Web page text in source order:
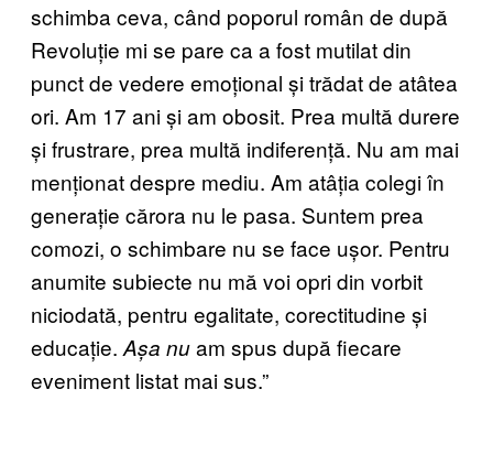
schimba ceva, când poporul român de după
Revoluție mi se pare ca a fost mutilat din
punct de vedere emoțional și trădat de atâtea
ori. Am 17 ani și am obosit. Prea multă durere
și frustrare, prea multă indiferență. Nu am mai
menționat despre mediu. Am atâția colegi în
generație cărora nu le pasa. Suntem prea
comozi, o schimbare nu se face ușor. Pentru
anumite subiecte nu mă voi opri din vorbit
niciodată, pentru egalitate, corectitudine și
educație. Așa nuam spus după fiecare
eveniment listat mai sus.”